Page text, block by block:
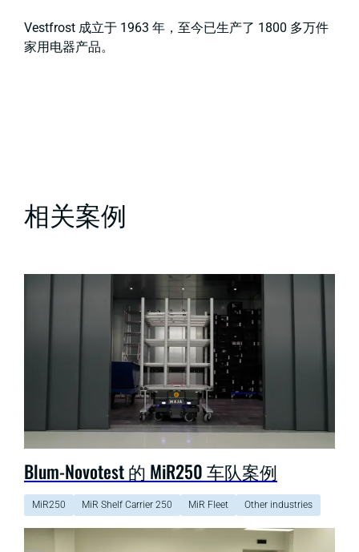
Vestfrost 成立于 1963 年，至今已生产了 1800 多万件
家用电器产品。
相关案例
Blum-Novotest 的 MiR250 车队案例
MiR250 MiR Shelf Carrier 250 MiR Fleet Other industries